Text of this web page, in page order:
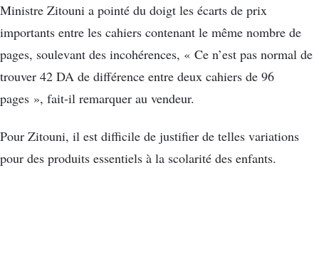
Ministre Zitouni a pointé du doigt les écarts de prix
importants entre les cahiers contenant le même nombre de
pages, soulevant des incohérences, « Ce n’est pas normal de
trouver 42 DA de différence entre deux cahiers de 96
pages », fait-il remarquer au vendeur.
Pour Zitouni, il est difficile de justifier de telles variations
pour des produits essentiels à la scolarité des enfants.